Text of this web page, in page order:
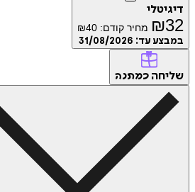
דיגיטלי
₪32 מחיר קודם: ₪40
במבצע עד: 31/08/2026
שליחה כמתנה